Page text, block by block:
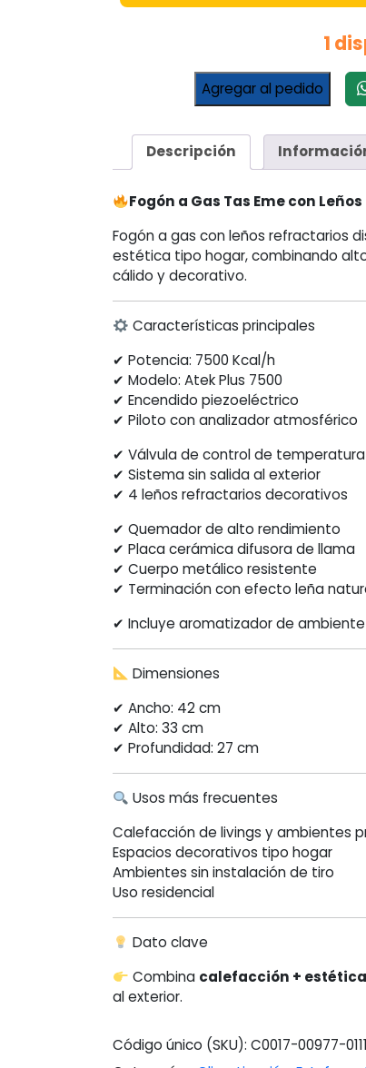
1
Fogón
Tas
Eme
Leños
Atek
Plus
7500
Kcal
cantidad
Agregar al pedido
Descripción
Fogón a Gas Tas Eme con
Fogón a gas con leños refractarios
estética tipo hogar, combinando
cálido y decorativo.
Características principales
✔ Potencia: 7500 Kcal/h
✔ Modelo: Atek Plus 7500
✔ Encendido piezoeléctrico
✔ Piloto con analizador atmosférico
✔ Válvula de control de temperatura
✔ Sistema sin salida al exterior
✔ 4 leños refractarios decorativos
✔ Quemador de alto rendimiento
✔ Placa cerámica difusora de llama
✔ Cuerpo metálico resistente
✔ Terminación con efecto leña
✔ Incluye aromatizador de ambiente
Dimensiones
✔ Ancho: 42 cm
✔ Alto: 33 cm
✔ Profundidad: 27 cm
Usos más frecuentes
Calefacción de livings y ambientes
Espacios decorativos tipo hogar
Ambientes sin instalación de tiro
Uso residencial
Dato clave
Combina calefacción +
al exterior.
Código único (SKU):C0017-00977-